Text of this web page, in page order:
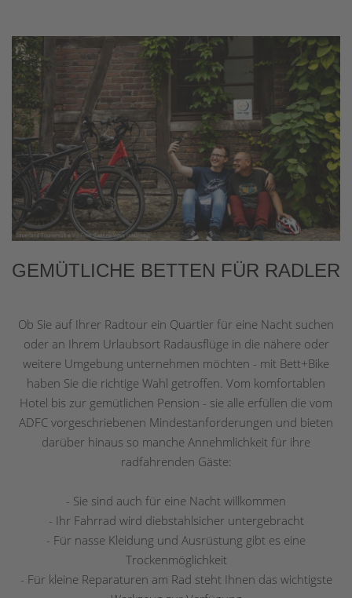
GEMÜTLICHE BETTEN FÜR RADLER
Ob Sie auf Ihrer Radtour ein Quartier für eine Nacht suchen
oder an Ihrem Urlaubsort Radausflüge in die nähere oder
weitere Umgebung unternehmen möchten - mit Bett+Bike
haben Sie die richtige Wahl getroffen. Vom komfortablen
Hotel bis zur gemütlichen Pension - sie alle erfüllen die vom
ADFC vorgeschriebenen Mindestanforderungen und bieten
darüber hinaus so manche Annehmlichkeit für ihre
radfahrenden Gäste:
- Sie sind auch für eine Nacht willkommen
- Ihr Fahrrad wird diebstahlsicher untergebracht
- Für nasse Kleidung und Ausrüstung gibt es eine
Trockenmöglichkeit
- Für kleine Reparaturen am Rad steht Ihnen das wichtigste